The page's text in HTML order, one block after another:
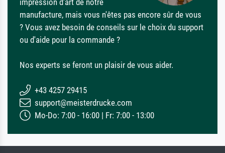
impression d'art de notre
manufacture, mais vous n'êtes pas encore sûr de vous
? Vous avez besoin de conseils sur le choix du support
ou d'aide pour la commande ?
Nos experts se feront un plaisir de vous aider.
+43 4257 29415
support@meisterdrucke.com
Mo-Do: 7:00 - 16:00 | Fr: 7:00 - 13:00